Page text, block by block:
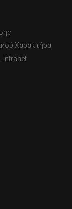
Χαρακτήρα
Intranet